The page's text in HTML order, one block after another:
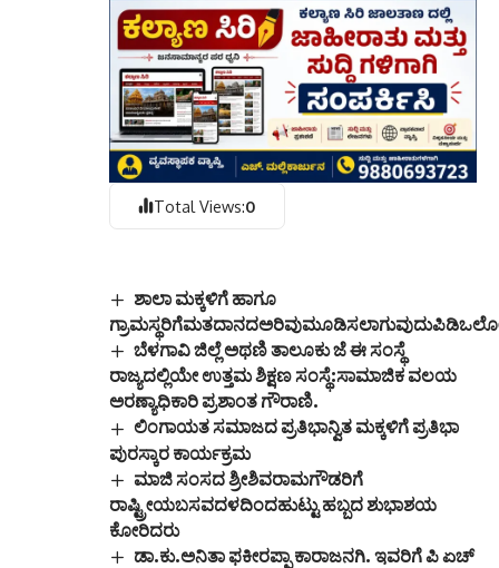
Total Views:0
ಶಾಲಾ ಮಕ್ಕಳಿಗೆ ಹಾಗೂ
ಬೆಳಗಾವಿ ಜಿಲ್ಲೆ ಅಥಣಿ ತಾಲೂಕು ಜೆ ಈ ಸಂಸ್ಥೆ
ರಾಜ್ಯದಲ್ಲಿಯೇ ಉತ್ತಮ ಶಿಕ್ಷಣ ಸಂಸ್ಥೆ:ಸಾಮಾಜಿಕ ವಲಯ
ಅರಣ್ಯಾಧಿಕಾರಿ ಪ್ರಶಾಂತ ಗೌರಾಣಿ.
ಲಿಂಗಾಯತ ಸಮಾಜದ ಪ್ರತಿಭಾನ್ವಿತ ಮಕ್ಕಳಿಗೆ ಪ್ರತಿಭಾ
ಪುರಸ್ಕಾರ ಕಾರ್ಯಕ್ರಮ
ಮಾಜಿ ಸಂಸದ ಶ್ರೀಶಿವರಾಮಗೌಡರಿಗೆ
ರಾಷ್ಟ್ರೀಯಬಸವದಳದಿಂದಹುಟ್ಟು ಹಬ್ಬದ ಶುಭಾಶಯ
ಕೋರಿದರು
ಡಾ.ಕು.ಅನಿತಾ ಫಕೀರಪ್ಪಾ ಕಾರಾಜನಗಿ. ಇವರಿಗೆ ಪಿ ಏಚ್